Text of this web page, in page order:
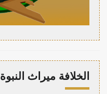
الخلافة ميراث النبوة